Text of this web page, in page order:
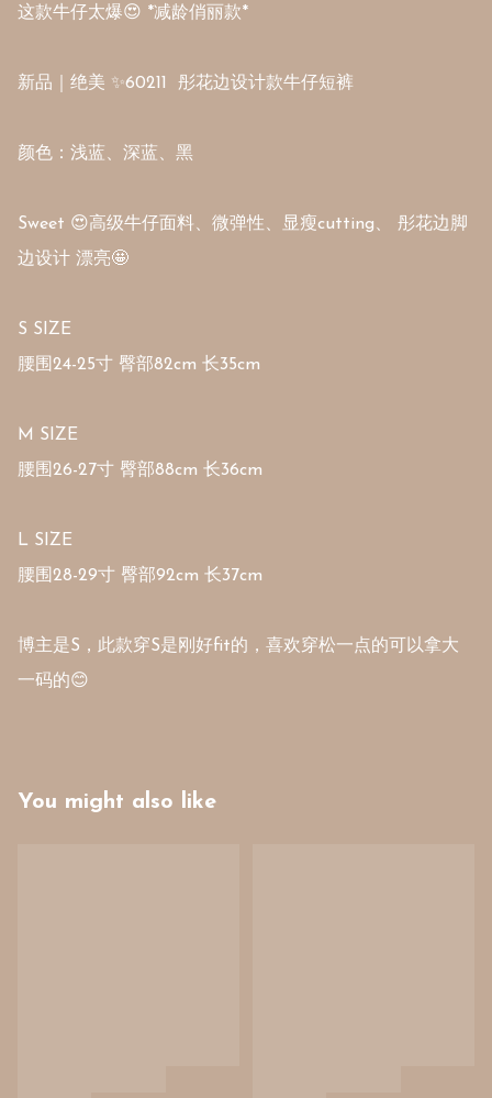
这款牛仔太爆😍 *减龄俏丽款*
新品｜绝美 ✨60211  彤花边设计款牛仔短裤
颜色：浅蓝、深蓝、黑
Sweet 😍高级牛仔面料、微弹性、显瘦cutting、 彤花边脚
边设计 漂亮🤩
S SIZE
腰围24-25寸 臀部82cm 长35cm
M SIZE
腰围26-27寸 臀部88cm 长36cm
L SIZE
腰围28-29寸 臀部92cm 长37cm
博主是S，此款穿S是刚好fit的，喜欢穿松一点的可以拿大
一码的😊
You might also like